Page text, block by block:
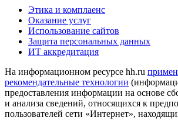
Этика и комплаенс
Оказание услуг
Использование сайтов
Защита персональных данных
ИТ аккредитация
На информационном ресурсе hh.ru
рекомендательные технологии
предоставления информации на основе
и анализа сведений, относящихся к
пользователей сети «Интернет»,